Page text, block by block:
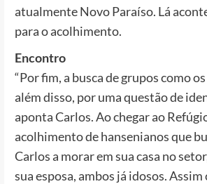
atualmente Novo Paraíso. Lá
para o acolhimento.
Encontro
“Por fim, a busca de grupos como
além disso, por uma questão de
aponta Carlos. Ao chegar ao
acolhimento de hansenianos que
Carlos a morar em sua casa no
sua esposa, ambos já idosos.